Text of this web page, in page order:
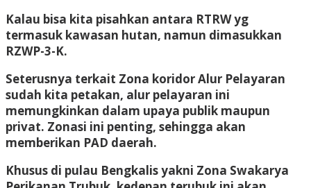
Kalau bisa kita pisahkan antara RTRW yg
termasuk kawasan hutan, namun dimasukkan
RZWP-3-K.
Seterusnya terkait Zona koridor Alur Pelayaran
sudah kita petakan, alur pelayaran ini
memungkinkan dalam upaya publik maupun
privat. Zonasi ini penting, sehingga akan
memberikan PAD daerah.
Khusus di pulau Bengkalis yakni Zona Swakarya